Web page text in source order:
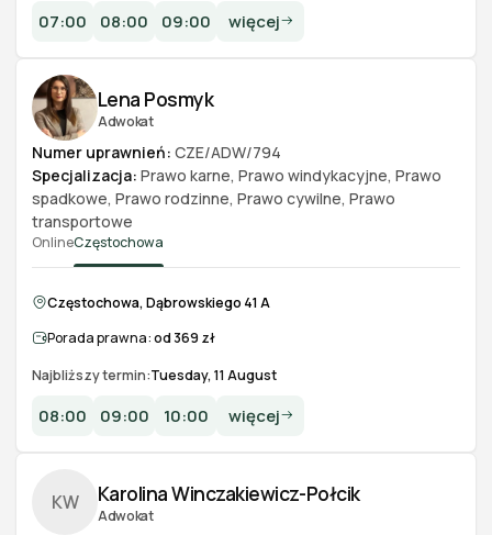
07:00 08:00 09:00 więcej
Adwokat
Lena Posmyk
Numer uprawnień: CZE/ADW/794
Specjalizacja: Prawo karne, Prawo windykacyjne, Prawo
spadkowe, Prawo rodzinne, Prawo cywilne, Prawo
transportowe
OnlineCzęstochowa
Częstochowa, Dąbrowskiego 41 A
Porada prawna:od 369 zł
Najbliższy termin:Tuesday, 11 August
08:00 09:00 10:00 więcej
KW
Adwokat
Karolina Winczakiewicz-Połcik